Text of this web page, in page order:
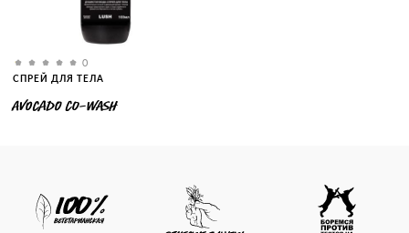
0
СПРЕЙ ДЛЯ ТЕЛА
AVOCADO CO-WASH